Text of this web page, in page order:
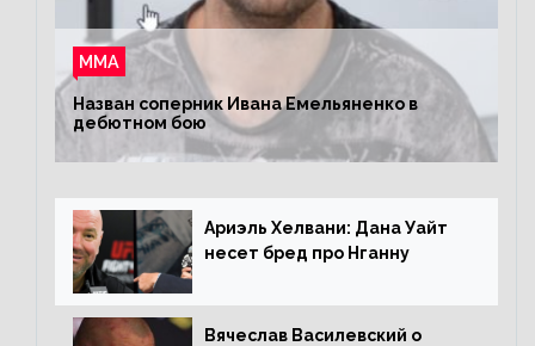
ММА
Назван соперник Ивана Емельяненко в
дебютном бою
Ариэль Хелвани: Дана Уайт
несет бред про Нганну
Вячеслав Василевский о